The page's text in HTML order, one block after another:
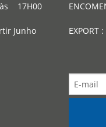
17H00
Junho